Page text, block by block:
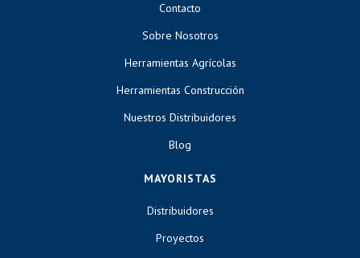
Contacto
Sobre Nosotros
Herramientas Agrícolas
Herramientas Construcción
Nuestros Distribuidores
Blog
MAYORISTAS
Distribuidores
Proyectos